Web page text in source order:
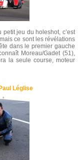
jeu du holeshot, c’est
ce sont les révélations
dans le premier gauche
Moreau/Gadet (51),
la seule course, moteur
Léglise